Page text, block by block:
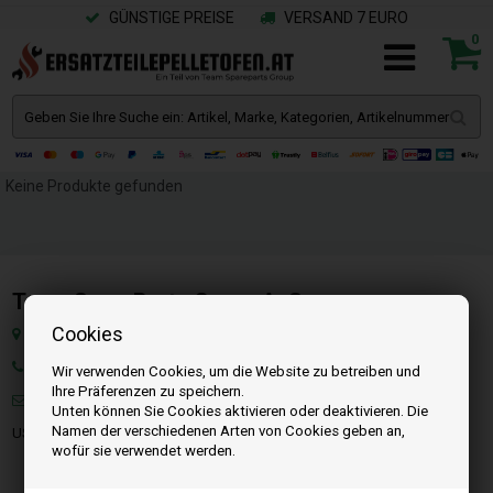
Cookies
Wir verwenden Cookies, um die Website zu betreiben und
Ihre Präferenzen zu speichern.
Unten können Sie Cookies aktivieren oder deaktivieren. Die
Namen der verschiedenen Arten von Cookies geben an,
wofür sie verwendet werden.
GÜNSTIGE PREISE VERSAND 7 EURO
0
Keine Produkte gefunden
Team SpareParts Group ApS
Klejsgaardvej 19A, Dk-7130 Juelsminde, Dänemark
Tel: +49 40 299 99274
Mail:info@ersatzteilepelletofen.at
USt-IdNr. : DK-35862803